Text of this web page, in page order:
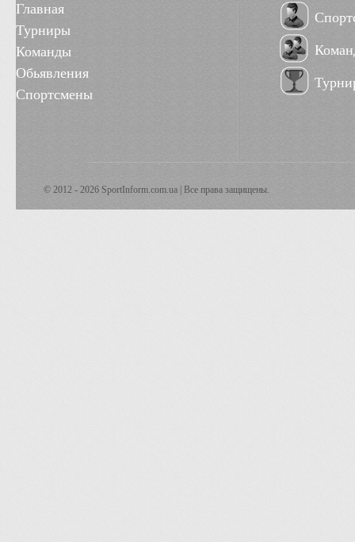
Главная
Турниры
Команды
Обьявления
Спортсмены
© 2012 - 2026 SportInform.com.ua | Все права защищены.